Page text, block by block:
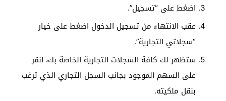
اضغط على “تسجيل”.
عقب الانتهاء من تسجيل الدخول اضغط على خيار
“سجلاتي التجارية”.
ستظهر لك كافة السجلات التجارية الخاصة بك، انقر
على السهم الموجود بجانب السجل التجاري الذي ترغب
بنقل ملكيته.